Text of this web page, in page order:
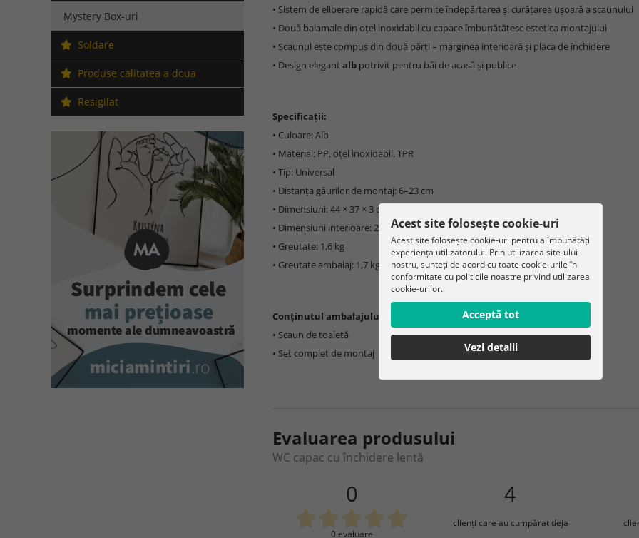
Mystery Box-uri
Soldare
Produse calitatea a doua
Resigilat
• Sistem de eliberare rapidă care permite îndepărtarea și curățarea ușoară a scaunului
• Două balamale din oțel inoxidabil cu capace îmbunătățesc estetica montajului
• Scaunul este compus din două părți – marginea interioară și placa de închidere
• Design elegant alb potrivit pentru băi de acasă și publice
Specificații:
• Culoare: Alb
• Material: PP, oțel inoxidabil, TPR
• Tip: Universal
• Distanța găurilor de montaj: 6–23 cm
• Dimensiuni: 44 × 37 × 3 cm
• Dimensiuni interioare: 29 × 21,5 cm
• Greutate: 1,6 kg
• Greutate ambalaj: 1,7 kg
Conținutul ambalajului:
• Scaun de toaletă
• Set complet de montaj
Evaluarea produsului
WC capac cu închidere lentă
0
0 evaluare
4
clienţi care au cumpărat deja
Acest site folosește cookie-uri
Acest site folosește cookie-uri pentru a îmbunătăți
experiența utilizatorului. Prin utilizarea site-ului
nostru, sunteți de acord cu toate cookie-urile în
conformitate cu politicile noastre privind utilizarea
cookie-urilor.
Acceptă tot
Vezi detalii